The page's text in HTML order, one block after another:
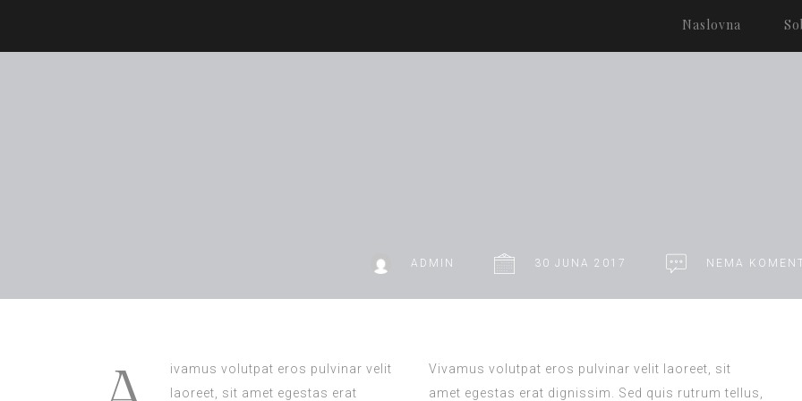
Naslovna
ADMIN 30 JUNA 2017 NEMA
ivamus volutpat eros pulvinar velit
laoreet, sit amet egestas erat
Vivamus volutpat eros pulvinar velit laoreet, sit
amet egestas erat dignissim. Sed quis rutrum tellus,